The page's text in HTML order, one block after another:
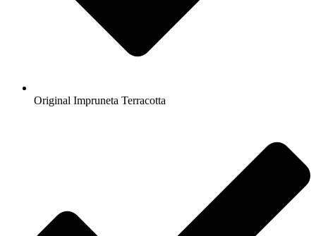
Original Impruneta Terracotta